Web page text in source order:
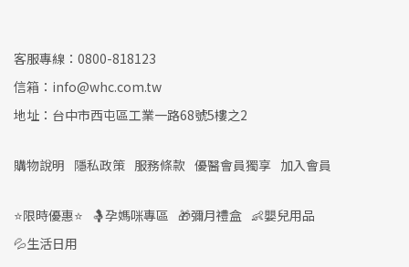
客服專線：0800-818123
信箱：info@whc.com.tw
地址：台中市西屯區工業一路68號5樓之2
購物說明 隱私政策 服務條款 優醫會員獨享 加入會員
⭐限時優惠⭐ 🤱孕媽咪專區 🎁彌月禮盒 👶嬰兒用品
💦生活日用